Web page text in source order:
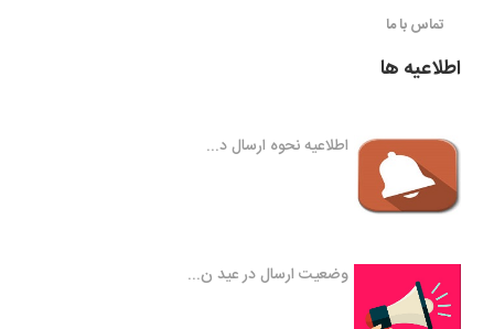
تماس با ما
اطلاعیه ها
اطلاعیه نحوه ارسال د...
وضعیت ارسال در عید ن...